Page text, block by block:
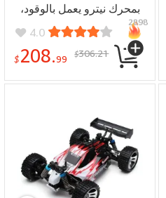
بمحرك نيترو يعمل بالوقود،
سيارة عالية السرعة بنظام
التحكم عن بعد، طراز Force
18
4.0
$208.99 $306.21
2898